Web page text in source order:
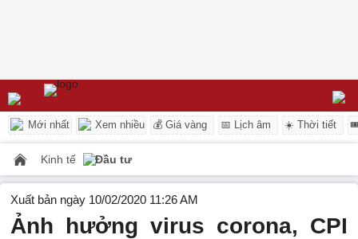
Mới nhất Xem nhiều 💰 Giá vàng 📅 Lịch âm ☀️ Thời tiết
Kinh tế Đầu tư
Xuất bản ngày 10/02/2020 11:26 AM
Ảnh hưởng virus corona, CPI